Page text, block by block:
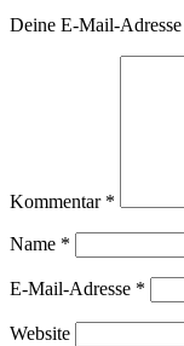
Deine E-Mail-
Kommentar *
Name *
E-Mail-Adresse *
Website